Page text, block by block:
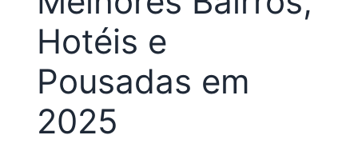
Hotéis e
Pousadas em
2025